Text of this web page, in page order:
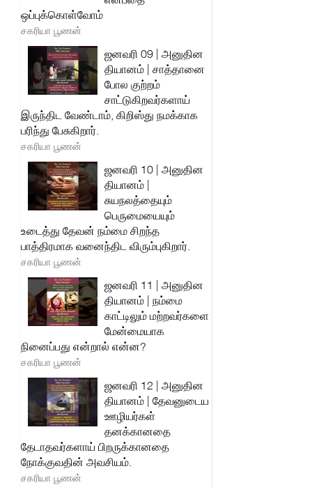
ஒப்புக்கொள்வோம்
சகரியா பூணன்
ஜனவரி 09 | அனுதின
தியானம் | சாத்தானை
போல குற்றம்
சாட்டுகிறவர்களாய்
இருந்திட வேண்டாம், கிறிஸ்து நமக்காக
பரிந்து பேசுகிறார்.
சகரியா பூணன்
ஜனவரி 10 | அனுதின
தியானம் |
சுயநலத்தையும்
பெருமையையும்
உடைத்து தேவன் நம்மை சிறந்த
பாத்திரமாக வனைந்திட விரும்புகிறார்.
சகரியா பூணன்
ஜனவரி 11 | அனுதின
தியானம் | நம்மை
காட்டிலும் மற்றவர்களை
மேன்மையாக
நினைப்பது என்றால் என்ன?
சகரியா பூணன்
ஜனவரி 12 | அனுதின
தியானம் | தேவனுடைய
ஊழியர்கள்
தனக்கானதை
தேடாதவர்களாய் பிறருக்கானதை
நோக்குவதின் அவசியம்.
சகரியா பூணன்